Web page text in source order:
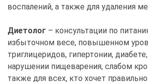
воспалений, а также для удаления
Диетолог – консультации по
избыточном весе, повышенном
триглицеридов, гипертонии,
нарушении пищеварения, слабом
также для всех, кто хочет